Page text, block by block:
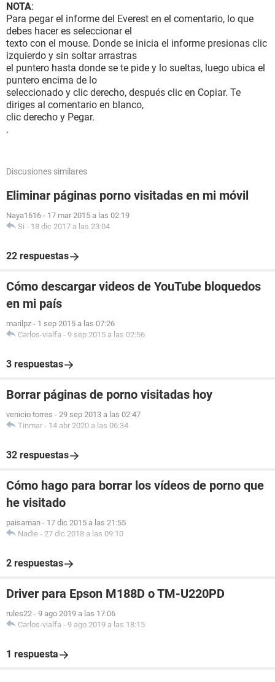
NOTA:
Para pegar el informe del Everest en el comentario, lo que
debes hacer es seleccionar el
texto con el mouse. Donde se inicia el informe presionas clic
izquierdo y sin soltar arrastras
el puntero hasta donde se te pide y lo sueltas, luego ubica el
puntero encima de lo
seleccionado y clic derecho, después clic en Copiar. Te
diriges al comentario en blanco,
clic derecho y Pegar.
.
Discusiones similares
Eliminar páginas porno visitadas en mi móvil
Naya1616 - 17 mar 2015 a las 02:19
Si - 18 dic 2017 a las 23:04
22 respuestas
Cómo descargar videos de YouTube bloquedos
en mi país
marilpz - 1 sep 2015 a las 07:26
Carlos-vialfa - 9 sep 2015 a las 02:56
3 respuestas
Borrar páginas de porno visitadas hoy
venicio torres - 29 sep 2013 a las 02:47
Tinmar - 14 abr 2020 a las 06:34
32 respuestas
Cómo hago para borrar los vídeos de porno que
he visitado
paisaman - 17 dic 2015 a las 21:55
Nadie - 27 dic 2018 a las 09:10
2 respuestas
Driver para Epson M188D o TM-U220PD
rules22 - 9 ago 2019 a las 17:06
Carlos-vialfa - 9 ago 2019 a las 18:15
1 respuesta